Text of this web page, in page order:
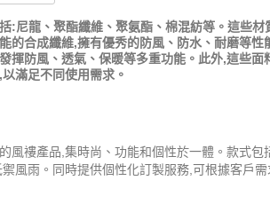
:尼龍、聚酯纖維、聚氨酯、棉混紡等。這些材
的合成纖維,擁有優秀的防風、防水、耐磨等
揮防風、透氣、保暖等多重功能。此外,這些
滿足不同使用需求。
風褸產品,集時尚、功能和個性於一體。款式
風雨。同時提供個性化訂製服務,可根據客戶